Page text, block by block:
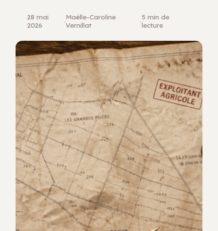
28 mai
2026
·Maëlle-Caroline
Vernillat
·5 min de
lecture